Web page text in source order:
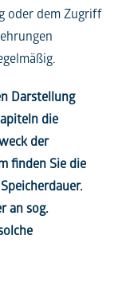
oder dem Zugriff
Darstellung
die
der
finden Sie die
an sog.